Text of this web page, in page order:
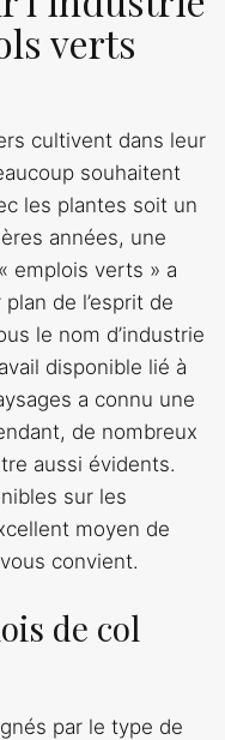
verts
cultivent dans leur
souhaitent
les plantes soit un
années, une
emplois verts » a
de l’esprit de
le nom d’industrie
disponible lié à
a connu une
de nombreux
aussi évidents.
sur les
moyen de
convient.
de col
par le type de